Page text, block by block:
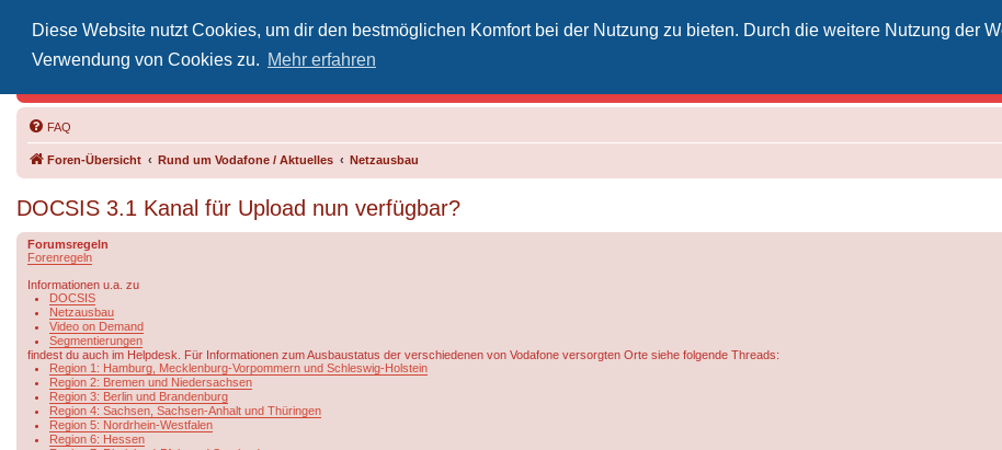
Diese Website nutzt Cookies, um dir den bestmöglichen Komfort bei der Nutzung zu bieten. Durch die weitere Nutzung der
Verwendung von Cookies zu. Mehr erfahren
FAQ
Foren-Übersicht Rund um Vodafone / Aktuelles Netzausbau
DOCSIS 3.1 Kanal für Upload nun verfügbar?
Forumsregeln
Forenregeln
Informationen u.a. zu
DOCSIS
Netzausbau
Video on Demand
Segmentierungen
findest du auch im Helpdesk. Für Informationen zum Ausbaustatus der verschiedenen von Vodafone versorgten Orte siehe folgende Threads:
Region 1: Hamburg, Mecklenburg-Vorpommern und Schleswig-Holstein
Region 2: Bremen und Niedersachsen
Region 3: Berlin und Brandenburg
Region 4: Sachsen, Sachsen-Anhalt und Thüringen
Region 5: Nordrhein-Westfalen
Region 6: Hessen